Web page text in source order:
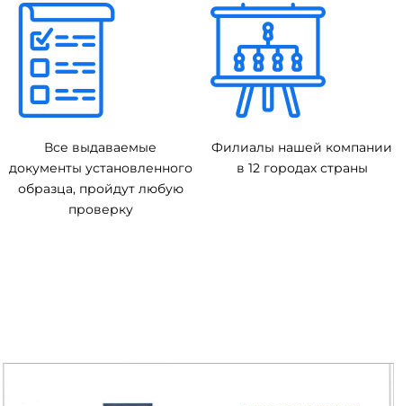
Все выдаваемые
документы установленного
образца, пройдут любую
проверку
Филиалы нашей компании
в 12 городах страны